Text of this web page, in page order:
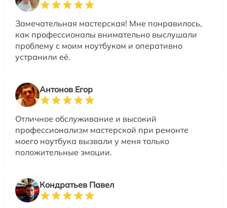
Замечательная мастерская! Мне понравилось,
как профессионалы внимательно выслушали
проблему с моим ноутбуком и оперативно
устранили её.
Антонов Егор
Отличное обслуживание и высокий
профессионализм мастерской при ремонте
моего ноутбука вызвали у меня только
положительные эмоции.
Кондратьев Павел